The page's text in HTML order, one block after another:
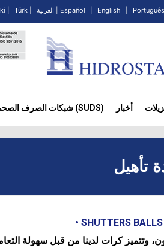
Español English Português العربية Türk
(SUDS) شبكات الصرف الصحي في المناطق الحضرية المستدامة أخبار
تأهيل
وتتميز كرات لدينا من قبل سهولة